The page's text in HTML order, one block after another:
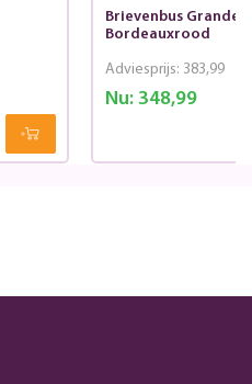
Brievenbus Grande
Bordeauxrood
Nu:348,99
Adviesprijs: 383,99